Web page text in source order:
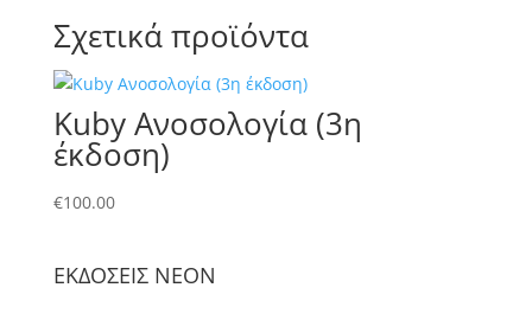
Σχετικά προϊόντα
Kuby Ανοσολογία (3η
έκδοση)
€100.00
ΕΚΔΟΣΕΙΣ NΕΟΝ